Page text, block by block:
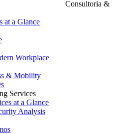
Consultoria &
at a Glance
Workplace
& Mobility
Services
at a Glance
Analysis